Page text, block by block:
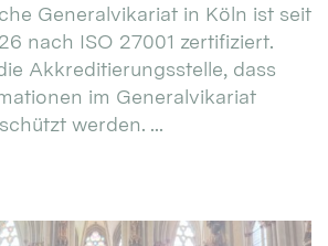
Generalvikariat in Köln ist seit
nach ISO 27001 zertifiziert.
Akkreditierungsstelle, dass
im Generalvikariat
werden. ...